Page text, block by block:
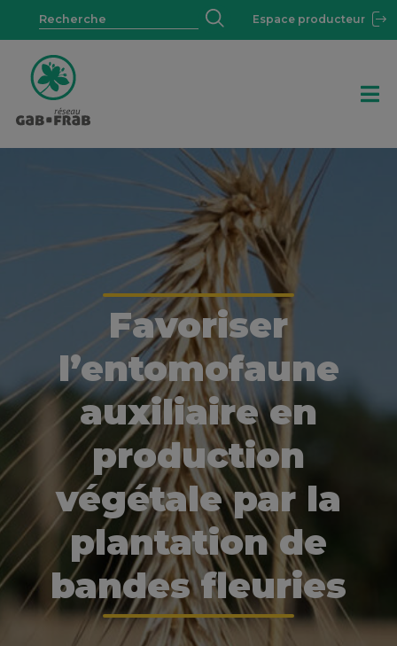
Espace producteur
Favoriser
l’entomofaune
auxiliaire en
production
végétale par la
plantation de
bandes fleuries